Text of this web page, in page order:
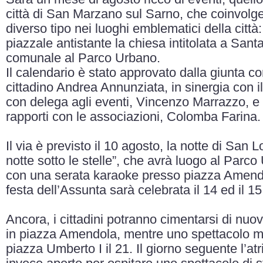
città di San Marzano sul Sarno, che
diverso tipo nei luoghi emblematici della
piazzale antistante la chiesa intitolata a
comunale al Parco Urbano.
Il calendario è stato approvato dalla giunta
cittadino Andrea Annunziata, in sinergia con
con delega agli eventi, Vincenzo Marrazzo,
rapporti con le associazioni, Colomba Farina.
Il via è previsto il 10 agosto, la notte di San
notte sotto le stelle”, che avrà luogo al
con una serata karaoke presso piazza
festa dell’Assunta sarà celebrata il 14 ed il
Ancora, i cittadini potranno cimentarsi di
in piazza Amendola, mentre uno spettacolo
piazza Umberto I il 21. Il giorno seguente